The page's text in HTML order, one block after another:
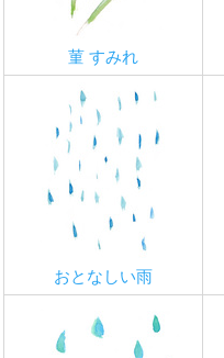
菫 すみれ
おとなしい雨